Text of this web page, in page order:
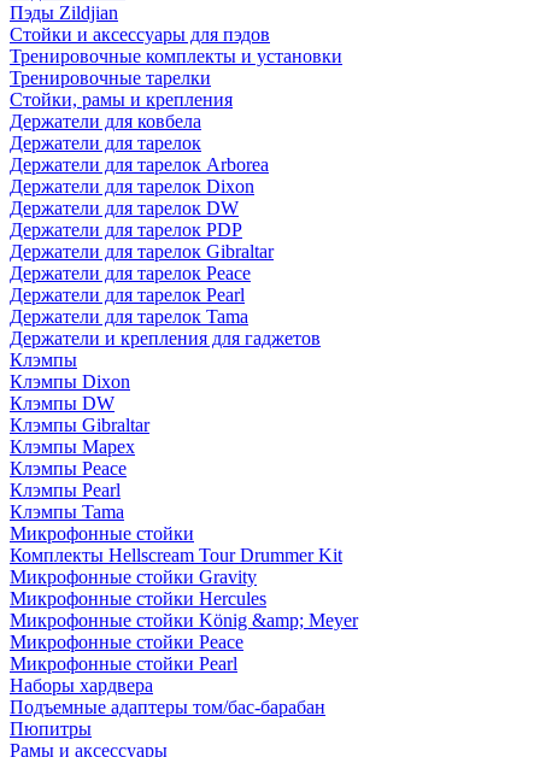
Пэды Zildjian
Стойки и аксессуары для пэдов
Тренировочные комплекты и установки
Тренировочные тарелки
Стойки, рамы и крепления
Держатели для ковбела
Держатели для тарелок
Держатели для тарелок Arborea
Держатели для тарелок Dixon
Держатели для тарелок DW
Держатели для тарелок PDP
Держатели для тарелок Gibraltar
Держатели для тарелок Peace
Держатели для тарелок Pearl
Держатели для тарелок Tama
Держатели и крепления для гаджетов
Клэмпы
Клэмпы Dixon
Клэмпы DW
Клэмпы Gibraltar
Клэмпы Mapex
Клэмпы Peace
Клэмпы Pearl
Клэмпы Tama
Микрофонные стойки
Комплекты Hellscream Tour Drummer Kit
Микрофонные стойки Gravity
Микрофонные стойки Hercules
Микрофонные стойки König &amp; Meyer
Микрофонные стойки Peace
Микрофонные стойки Pearl
Наборы хардвера
Подъемные адаптеры том/бас-барабан
Пюпитры
Рамы и аксессуары